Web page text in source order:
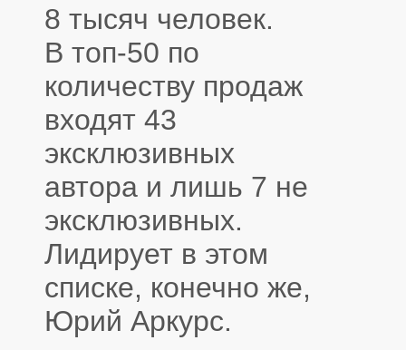
8 тысяч человек.
В топ-50 по
количеству продаж
входят 43
эксклюзивных
автора и лишь 7 не
эксклюзивных.
Лидирует в этом
списке, конечно же,
Юрий Аркурс.